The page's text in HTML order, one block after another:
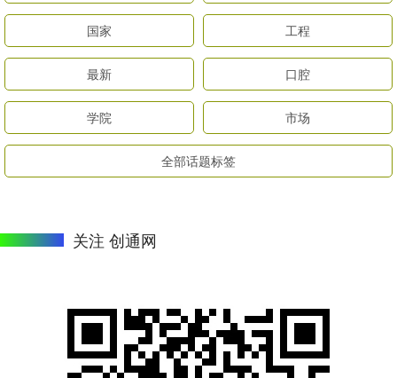
国家 工程
最新 口腔
学院 市场
全部话题标签
关注 创通网